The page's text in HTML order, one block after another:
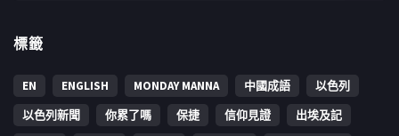
標籤
EN ENGLISH MONDAY MANNA 中國成語
以色列
以色列新聞
你累了嗎 保捷 信仰見證
出埃及記